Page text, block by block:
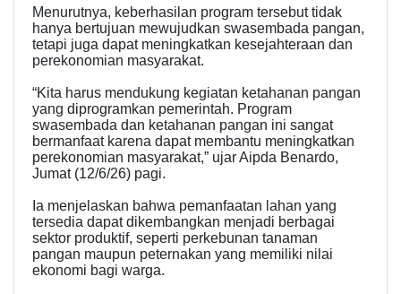
Menurutnya, keberhasilan program tersebut tidak
hanya bertujuan mewujudkan swasembada pangan,
tetapi juga dapat meningkatkan kesejahteraan dan
perekonomian masyarakat.
“Kita harus mendukung kegiatan ketahanan pangan
yang diprogramkan pemerintah. Program
swasembada dan ketahanan pangan ini sangat
bermanfaat karena dapat membantu meningkatkan
perekonomian masyarakat,” ujar Aipda Benardo,
Jumat (12/6/26) pagi.
Ia menjelaskan bahwa pemanfaatan lahan yang
tersedia dapat dikembangkan menjadi berbagai
sektor produktif, seperti perkebunan tanaman
pangan maupun peternakan yang memiliki nilai
ekonomi bagi warga.